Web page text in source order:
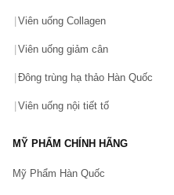
Viên uống Collagen
Viên uống giảm cân
Đông trùng hạ thảo Hàn Quốc
Viên uống nội tiết tố
MỸ PHẨM CHÍNH HÃNG
Mỹ Phẩm Hàn Quốc